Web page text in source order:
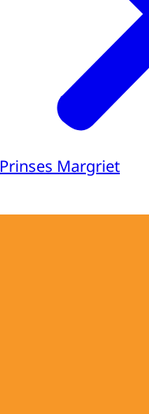
Prinses Margriet